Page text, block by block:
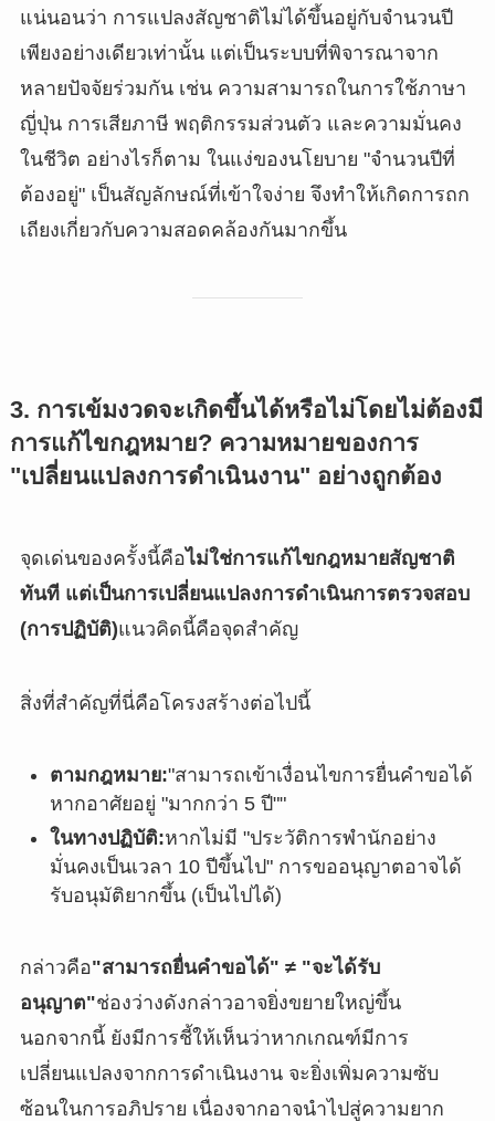
แน่นอนว่า การแปลงสัญชาติไม่ได้ขึ้นอยู่กับจำนวนปี
เพียงอย่างเดียวเท่านั้น แต่เป็นระบบที่พิจารณาจาก
หลายปัจจัยร่วมกัน เช่น ความสามารถในการใช้ภาษา
ญี่ปุ่น การเสียภาษี พฤติกรรมส่วนตัว และความมั่นคง
ในชีวิต อย่างไรก็ตาม ในแง่ของนโยบาย "จำนวนปีที่
ต้องอยู่" เป็นสัญลักษณ์ที่เข้าใจง่าย จึงทำให้เกิดการถก
เถียงเกี่ยวกับความสอดคล้องกันมากขึ้น
3. การเข้มงวดจะเกิดขึ้นได้หรือไม่โดยไม่ต้องมี
การแก้ไขกฎหมาย? ความหมายของการ
"เปลี่ยนแปลงการดำเนินงาน" อย่างถูกต้อง
จุดเด่นของครั้งนี้คือไม่ใช่การแก้ไขกฎหมายสัญชาติ
ทันที แต่เป็นการเปลี่ยนแปลงการดำเนินการตรวจสอบ
(การปฏิบัติ)แนวคิดนี้คือจุดสำคัญ
สิ่งที่สำคัญที่นี่คือโครงสร้างต่อไปนี้
ตามกฎหมาย:"สามารถเข้าเงื่อนไขการยื่นคำขอได้
หากอาศัยอยู่ "มากกว่า 5 ปี""
ในทางปฏิบัติ:หากไม่มี "ประวัติการพำนักอย่าง
มั่นคงเป็นเวลา 10 ปีขึ้นไป" การขออนุญาตอาจได้
รับอนุมัติยากขึ้น (เป็นไปได้)
กล่าวคือ"สามารถยื่นคำขอได้" ≠ "จะได้รับ
อนุญาต"ช่องว่างดังกล่าวอาจยิ่งขยายใหญ่ขึ้น
นอกจากนี้ ยังมีการชี้ให้เห็นว่าหากเกณฑ์มีการ
เปลี่ยนแปลงจากการดำเนินงาน จะยิ่งเพิ่มความซับ
ซ้อนในการอภิปราย เนื่องจากอาจนำไปสู่ความยาก